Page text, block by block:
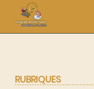
RUBRIQUES